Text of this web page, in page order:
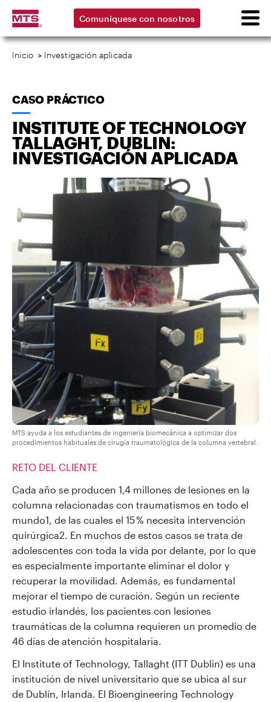
Comuníquese con nosotros
Inicio > Investigación aplicada
CASO PRÁCTICO
INSTITUTE OF TECHNOLOGY
TALLAGHT, DUBLIN:
INVESTIGACIÓN APLICADA
MTS ayuda a los estudiantes de ingeniería biomecánica a optimizar dos
procedimientos habituales de cirugía traumatológica de la columna vertebral.
RETO DEL CLIENTE
Cada año se producen 1,4 millones de lesiones en la
columna relacionadas con traumatismos en todo el
mundo1, de las cuales el 15 % necesita intervención
quirúrgica2. En muchos de estos casos se trata de
adolescentes con toda la vida por delante, por lo que
es especialmente importante eliminar el dolor y
recuperar la movilidad. Además, es fundamental
mejorar el tiempo de curación. Según un reciente
estudio irlandés, los pacientes con lesiones
traumáticas de la columna requieren un promedio de
46 días de atención hospitalaria.
El Institute of Technology, Tallaght (ITT Dublin) es una
institución de nivel universitario que se ubica al sur
de Dublín, Irlanda. El Bioengineering Technology